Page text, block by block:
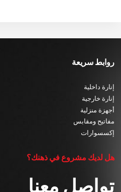
روابط سريعة
إنارة داخلية
إنارة خارجية
أجهزة منزلية
مفاتيح ومقابس
إكسسوارات
هل لديك مشروع في ذهنك؟
تواصل معنا